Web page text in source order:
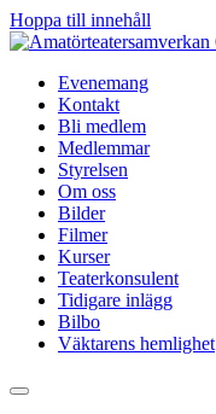
Hoppa till innehåll
Evenemang
Kontakt
Bli medlem
Medlemmar
Styrelsen
Om oss
Bilder
Filmer
Kurser
Teaterkonsulent
Tidigare inlägg
Bilbo
Väktarens hemlighet